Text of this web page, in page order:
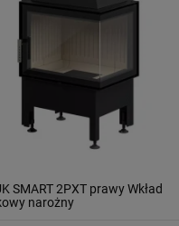
SMART 2PXT prawy Wkład
narożny